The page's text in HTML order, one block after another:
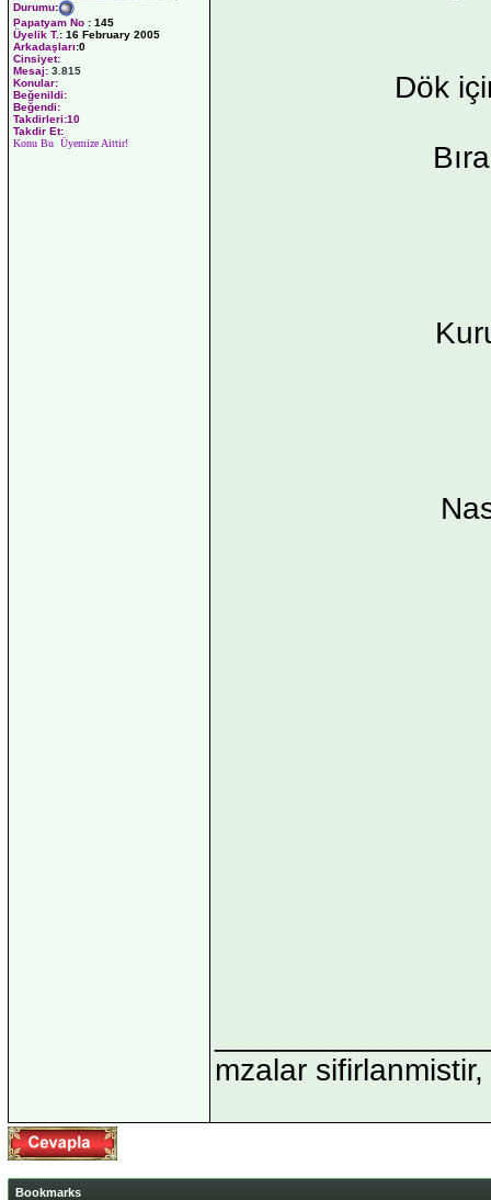
Durumu:
Papatyam No : 145
Üyelik T.: 16 February 2005
Arkadaşları:0
Cinsiyet:
Mesaj: 3.815
Konular:
Beğenildi:
Beğendi:
Takdirleri:10
Takdir Et:
Konu Bu Üyemize Aittir!
Dök
mzalar
Bookmarks